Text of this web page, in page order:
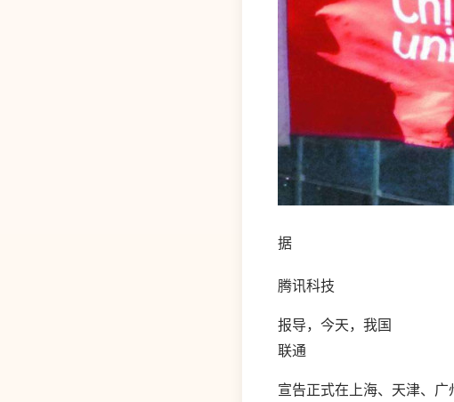
据
腾讯科技
报导，今天，我国
联通
宣告正式在上海、天津、广